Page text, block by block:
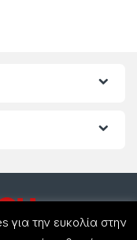
για την ευκολία στην